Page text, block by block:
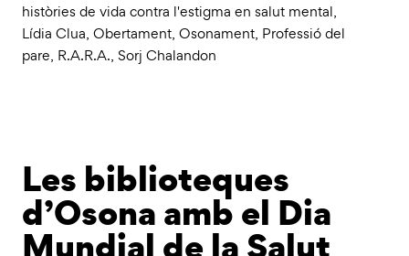
històries de vida contra l'estigma en salut mental,
Lídia Clua, Obertament, Osonament, Professió del
pare, R.A.R.A., Sorj Chalandon
Les biblioteques
d’Osona amb el Dia
Mundial de la Salut